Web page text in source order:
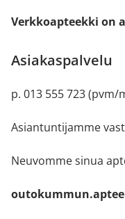
Verkkoapteekki on
Asiakaspalvelu
p. 013 555 723 (pvm/
Asiantuntijamme
Neuvomme sinua